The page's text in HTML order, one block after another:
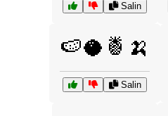
Salin
🍉🥥🍍🍌
Salin